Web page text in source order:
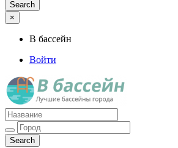
×
В бассейн
Войти
Лучшие бассейны города